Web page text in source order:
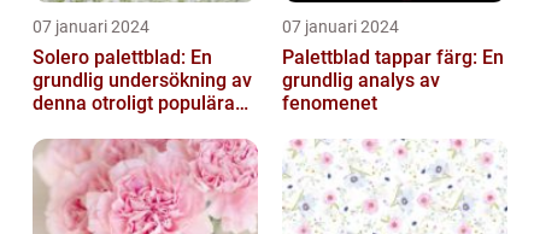
07 januari 2024
Solero palettblad: En
grundlig undersökning av
denna otroligt populära
07 januari 2024
Palettblad tappar färg: En
grundlig analys av
fenomenet